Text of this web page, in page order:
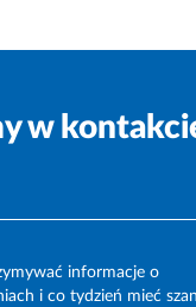
w
informacje o
i co tydzień mieć